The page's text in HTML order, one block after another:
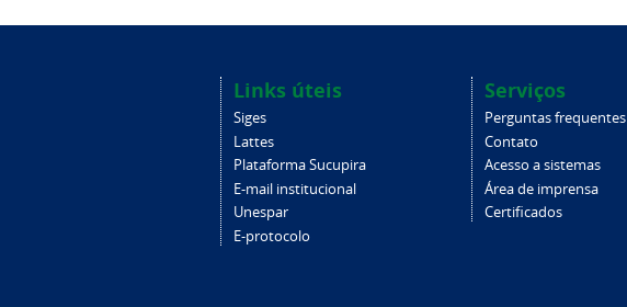
Links úteis
Siges
Lattes
Plataforma Sucupira
E-mail institucional
Unespar
E-protocolo
Serviços
Perguntas frequentes
Contato
Acesso a sistemas
Área de imprensa
Certificados